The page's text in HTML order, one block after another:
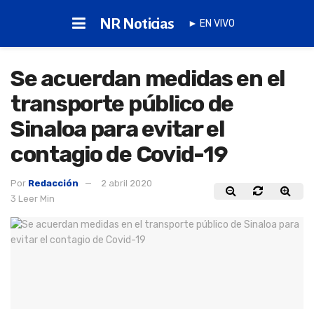
NR Noticias ► EN VIVO
Se acuerdan medidas en el
transporte público de
Sinaloa para evitar el
contagio de Covid-19
Por Redacción
2 abril 2020
3 Leer Min